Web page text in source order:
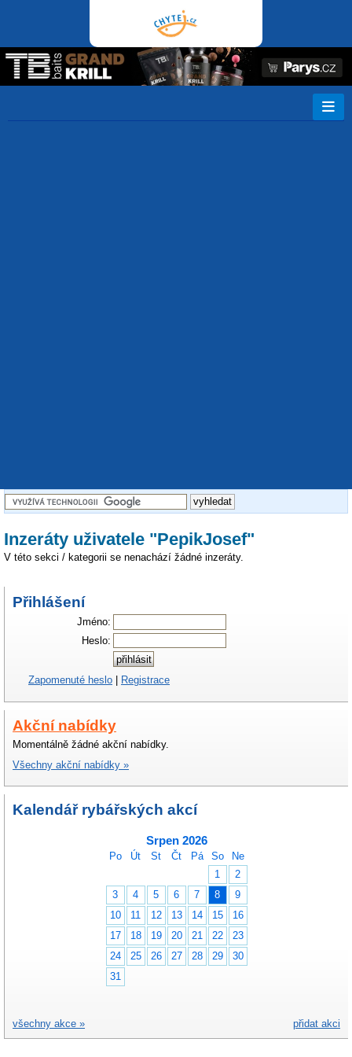
Inzeráty uživatele "PepikJosef"
V této sekci / kategorii se nenachází žádné inzeráty.
Přihlášení
Jméno:
Heslo:
Zapomenuté heslo Registrace
Akční nabídky
Momentálně žádné akční nabídky.
Všechny akční nabídky »
Kalendář rybářských akcí
Srpen 2026
Po Út St Čt Pá So
Ne
1
2
3
4 5 6 7 8
9
10
11 12 13 14 15
16
17
18 19 20 21 22
23
24
25 26 27 28 29
30
31
přidat akci
všechny akce »